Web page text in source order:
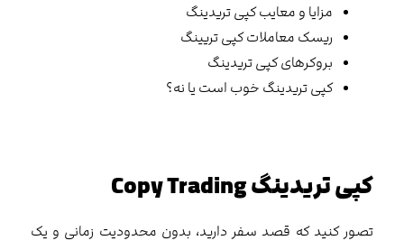
مزایا و معایب کپی تریدینگ
ریسک معاملات کپی تریینگ
بروکرهای کپی تریدینگ
کپی تریدینگ خوب است یا نه؟
کپی تریدینگ Copy Trading
تصور کنید که قصد سفر دارید، بدون محدودیت زمانی و یک